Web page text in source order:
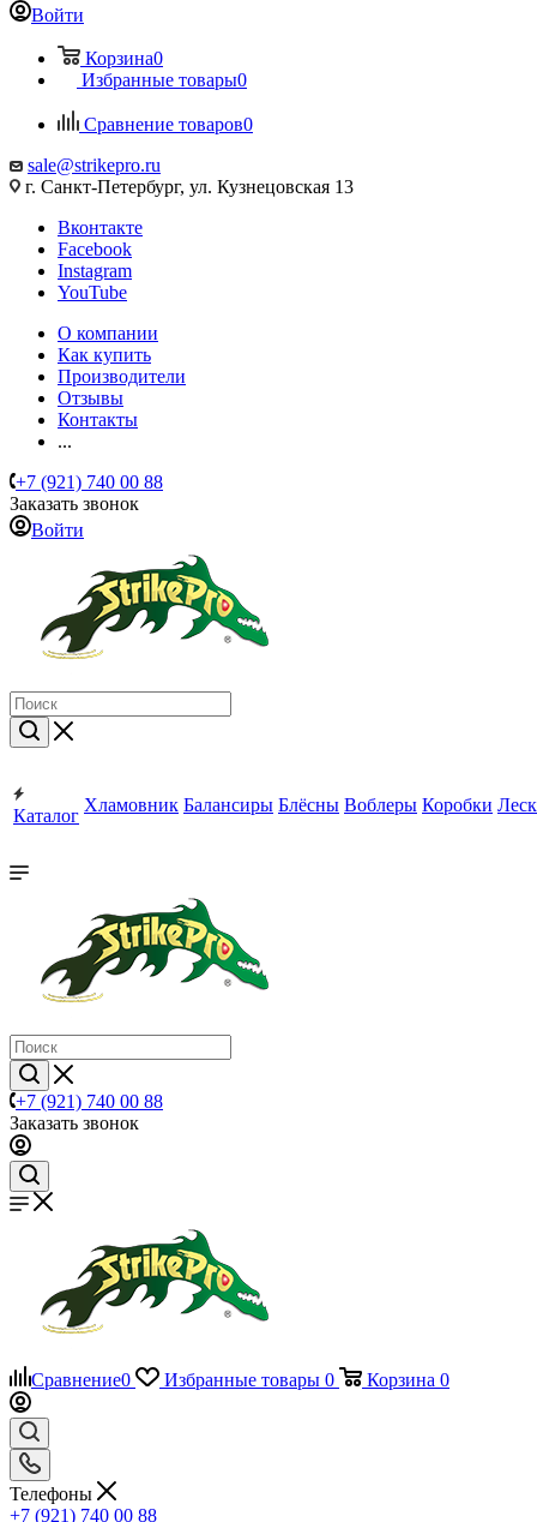
Войти
Корзина0
Избранные товары0
Сравнение товаров0
sale@strikepro.ru
г. Санкт-Петербург, ул. Кузнецовская 13
Вконтакте
Facebook
Instagram
YouTube
О компании
Как купить
Производители
Отзывы
Контакты
...
+7 (921) 740 00 88
Заказать звонок
Войти
Каталог
Хламовник Балансиры Блёсны Воблеры Коробки
+7 (921) 740 00 88
Заказать звонок
Сравнение0 Избранные товары 0 Корзина 0
Телефоны
+7 (921) 740 00 88